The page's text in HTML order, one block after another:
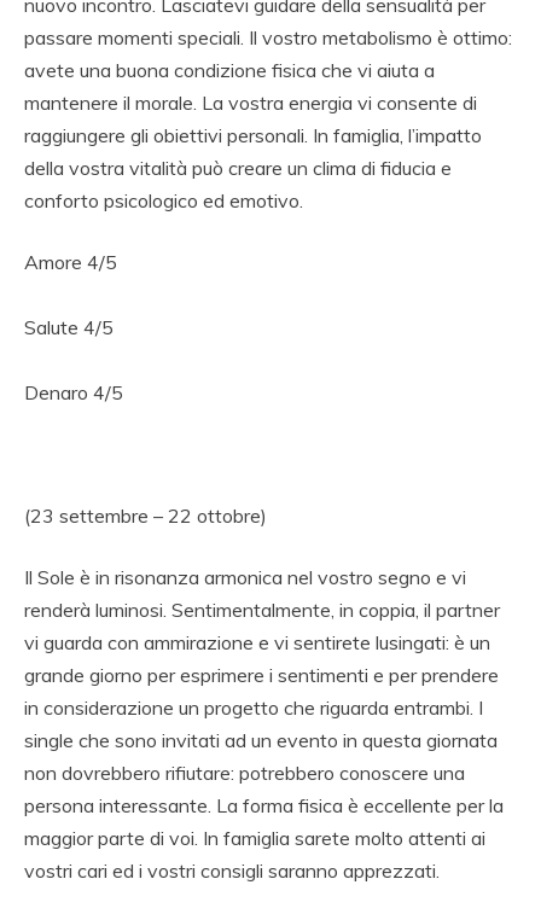
nuovo incontro. Lasciatevi guidare della sensualità per
passare momenti speciali. Il vostro metabolismo è ottimo:
avete una buona condizione fisica che vi aiuta a
mantenere il morale. La vostra energia vi consente di
raggiungere gli obiettivi personali. In famiglia, l’impatto
della vostra vitalità può creare un clima di fiducia e
conforto psicologico ed emotivo.
Amore 4/5
Salute 4/5
Denaro 4/5
(23 settembre – 22 ottobre)
Il Sole è in risonanza armonica nel vostro segno e vi
renderà luminosi. Sentimentalmente, in coppia, il partner
vi guarda con ammirazione e vi sentirete lusingati: è un
grande giorno per esprimere i sentimenti e per prendere
in considerazione un progetto che riguarda entrambi. I
single che sono invitati ad un evento in questa giornata
non dovrebbero rifiutare: potrebbero conoscere una
persona interessante. La forma fisica è eccellente per la
maggior parte di voi. In famiglia sarete molto attenti ai
vostri cari ed i vostri consigli saranno apprezzati.